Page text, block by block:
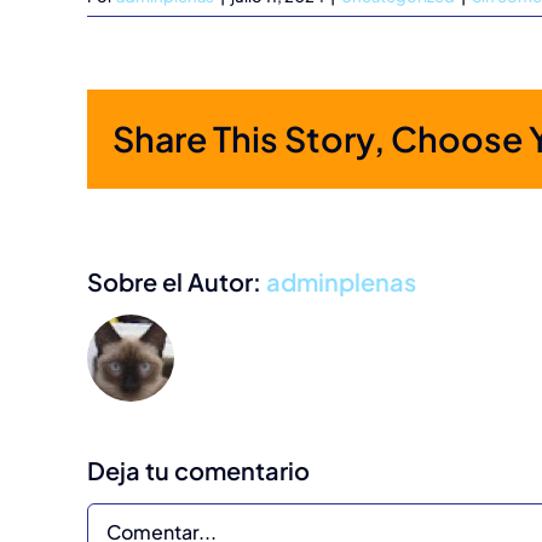
Share This Story, Choose
Sobre el Autor: adminplenas
Deja tu comentario
Comentar